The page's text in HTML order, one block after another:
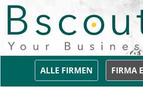
FIRMA
ALLE FIRMEN